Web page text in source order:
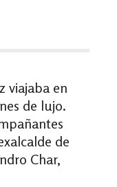
viajaba en
de lujo.
de
Char,